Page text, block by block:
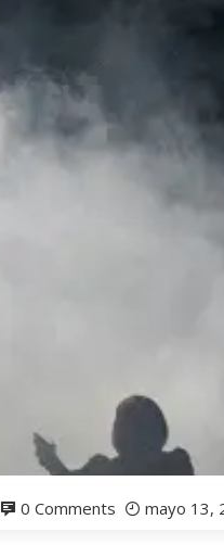
0 Comments mayo 13,